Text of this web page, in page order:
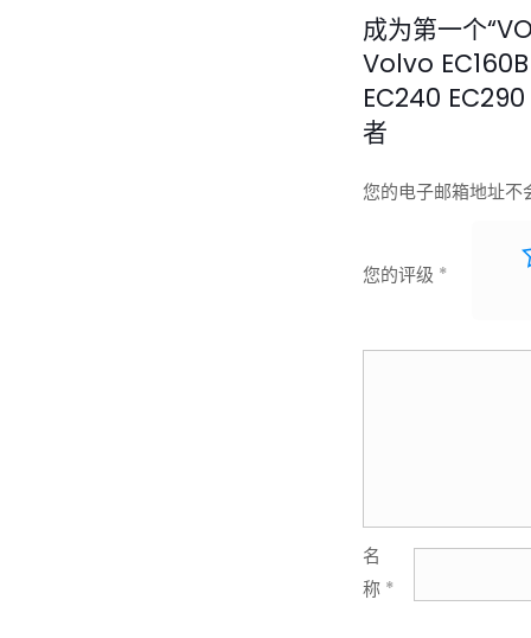
成为第一个
Volvo
EC240
者
您的电子邮箱地址不
您的评级 *
名
称 *